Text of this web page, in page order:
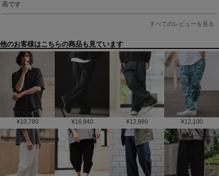
高です
すべてのレビューを見る
他のお客様はこちらの商品も見ています
¥10,780 ¥16,940 ¥12,980 ¥12,100